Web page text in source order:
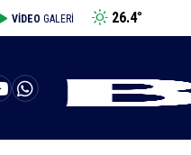
VİDEO GALERİ 26.4°